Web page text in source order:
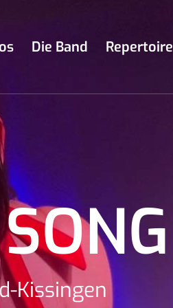
Die Band Repertoire
Kissingen